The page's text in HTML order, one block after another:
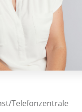
Telefonzentrale